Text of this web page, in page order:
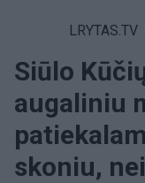
LRYTAS.TV
Siūlo
augaliniu
skoniu,